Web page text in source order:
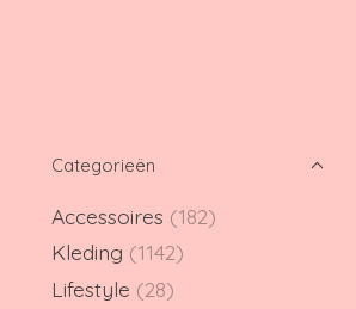
Categorieën
Accessoires (182)
Kleding (1142)
Lifestyle (28)